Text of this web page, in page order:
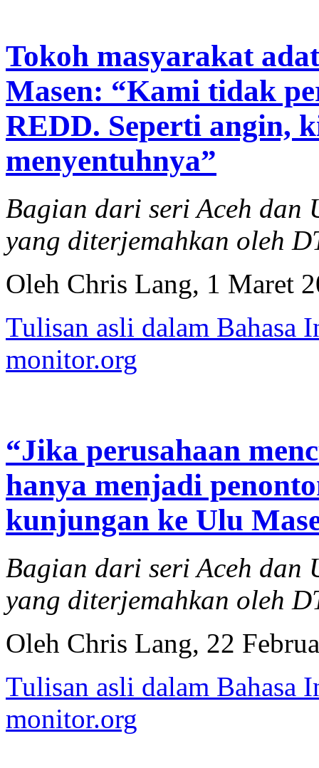
Tokoh masyarakat
Masen: “Kami tidak
REDD. Seperti angin,
menyentuhnya”
Bagian dari seri Aceh dan
yang diterjemahkan oleh
Oleh Chris Lang, 1 Maret
Tulisan asli dalam Bahasa
monitor.org
“Jika perusahaan
hanya menjadi
kunjungan ke Ulu
Bagian dari seri Aceh dan
yang diterjemahkan oleh
Oleh Chris Lang, 22
Tulisan asli dalam Bahasa
monitor.org